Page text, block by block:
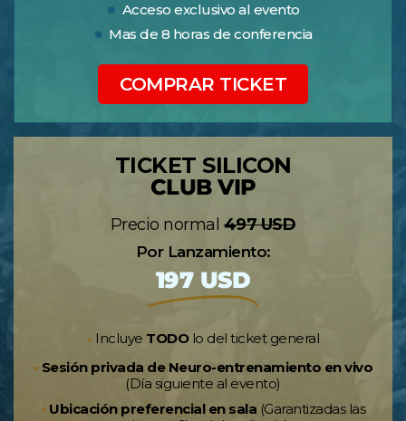
Acceso exclusivo al evento
Mas de 8 horas de conferencia
COMPRAR TICKET
TICKET SILICON
CLUB VIP
Precio normal497 USD
Por Lanzamiento:
197 USD
• Incluye TODOlo del ticket general
• Sesión privada de Neuro-entrenamiento en vivo
(Día siguiente al evento)
• Ubicación preferencial en sala (Garantizadas las